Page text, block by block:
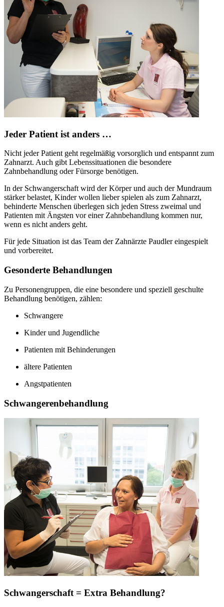
Jeder Patient ist anders …
Nicht jeder Patient geht regelmäßig vorsorglich und entspannt zum
Zahnarzt. Auch gibt Lebenssituationen die besondere
Zahnbehandlung oder Fürsorge benötigen.
In der Schwangerschaft wird der Körper und auch der Mundraum
stärker belastet, Kinder wollen lieber spielen als zum Zahnarzt,
behinderte Menschen überlegen sich jeden Stress zweimal und
Patienten mit Ängsten vor einer Zahnbehandlung kommen nur,
wenn es nicht anders geht.
Für jede Situation ist das Team der Zahnärzte Paudler eingespielt
und vorbereitet.
Gesonderte Behandlungen
Zu Personengruppen, die eine besondere und speziell geschulte
Behandlung benötigen, zählen:
Schwangere
Kinder und Jugendliche
Patienten mit Behinderungen
ältere Patienten
Angstpatienten
Schwangerenbehandlung
Schwangerschaft = Extra Behandlung?